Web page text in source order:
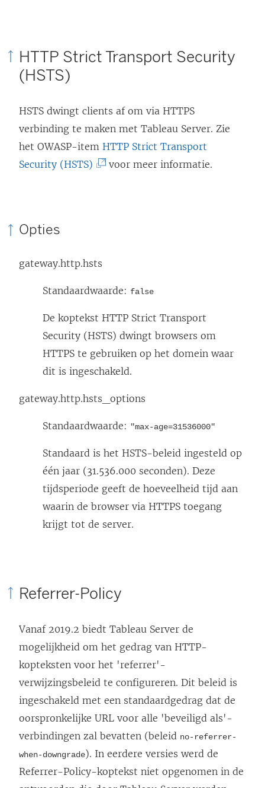
HTTP Strict Transport Security
(HSTS)
HSTS dwingt clients af om via HTTPS
verbinding te maken met Tableau Server. Zie
het OWASP-item HTTP Strict Transport
Security (HSTS)
o
r
t
i
n
e
e
n
i
e
u
w
v
t
r
g
e
o
p
e
n
d
voor meer informatie.
Opties
gateway.http.hsts
Standaardwaarde: false
De koptekst HTTP Strict Transport
Security (HSTS) dwingt browsers om
HTTPS te gebruiken op het domein waar
dit is ingeschakeld.
gateway.http.hsts_options
Standaardwaarde: "max-age=31536000"
Standaard is het HSTS-beleid ingesteld op
één jaar (31.536.000 seconden). Deze
tijdsperiode geeft de hoeveelheid tijd aan
waarin de browser via HTTPS toegang
krijgt tot de server.
Referrer-Policy
Vanaf 2019.2 biedt Tableau Server de
mogelijkheid om het gedrag van HTTP-
kopteksten voor het 'referrer'-
verwijzingsbeleid te configureren. Dit beleid is
ingeschakeld met een standaardgedrag dat de
oorspronkelijke URL voor alle 'beveiligd als'-
verbindingen zal bevatten (beleid no-referrer-
when-downgrade). In eerdere versies werd de
Referrer-Policy-koptekst niet opgenomen in de